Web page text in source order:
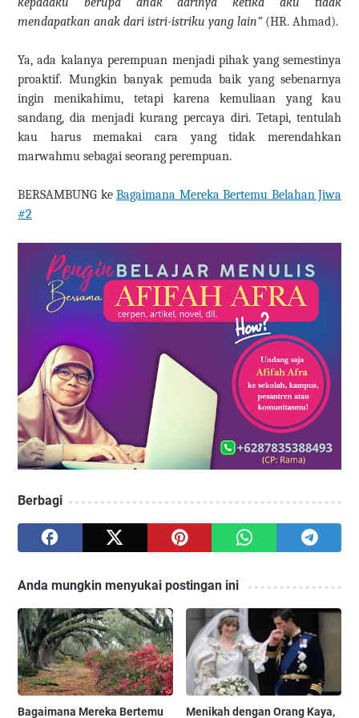
mendapatkan anak dari istri-istriku yang lain” (HR. Ahmad).
Ya, ada kalanya perempuan menjadi pihak yang semestinya
proaktif. Mungkin banyak pemuda baik yang sebenarnya
ingin menikahimu, tetapi karena kemuliaan yang kau
sandang, dia menjadi kurang percaya diri. Tetapi, tentulah
kau harus memakai cara yang tidak merendahkan
marwahmu sebagai seorang perempuan.
BERSAMBUNG ke Bagaimana Mereka Bertemu Belahan Jiwa
#2
Berbagi
Anda mungkin menyukai postingan ini
Bagaimana Mereka Bertemu Menikah dengan Orang Kaya,